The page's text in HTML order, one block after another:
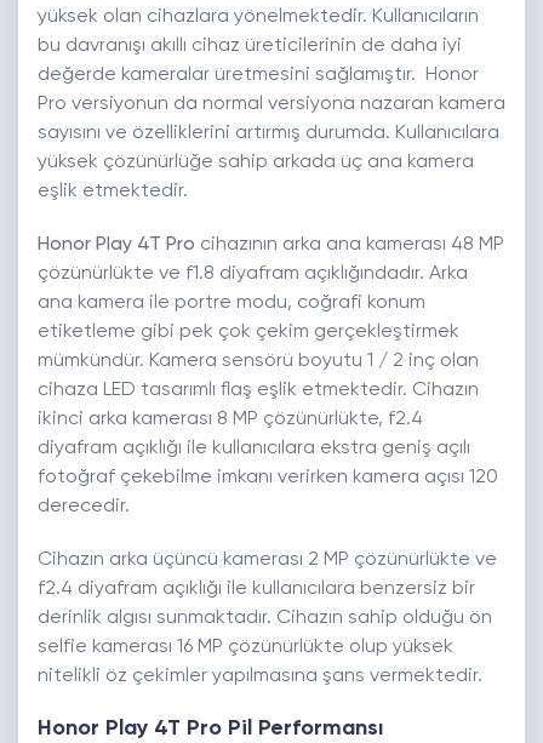
yüksek olan cihazlara yönelmektedir. Kullanıcıların
bu davranışı akıllı cihaz üreticilerinin de daha iyi
değerde kameralar üretmesini sağlamıştır. Honor
Pro versiyonun da normal versiyona nazaran kamera
sayısını ve özelliklerini artırmış durumda. Kullanıcılara
yüksek çözünürlüğe sahip arkada üç ana kamera
eşlik etmektedir.
Honor Play 4T Pro cihazının arka ana kamerası 48 MP
çözünürlükte ve f1.8 diyafram açıklığındadır. Arka
ana kamera ile portre modu, coğrafi konum
etiketleme gibi pek çok çekim gerçekleştirmek
mümkündür. Kamera sensörü boyutu 1 / 2 inç olan
cihaza LED tasarımlı flaş eşlik etmektedir. Cihazın
ikinci arka kamerası 8 MP çözünürlükte, f2.4
diyafram açıklığı ile kullanıcılara ekstra geniş açılı
fotoğraf çekebilme imkanı verirken kamera açısı 120
derecedir.
Cihazın arka üçüncü kamerası 2 MP çözünürlükte ve
f2.4 diyafram açıklığı ile kullanıcılara benzersiz bir
derinlik algısı sunmaktadır. Cihazın sahip olduğu ön
selfie kamerası 16 MP çözünürlükte olup yüksek
nitelikli öz çekimler yapılmasına şans vermektedir.
Honor Play 4T Pro Pil Performansı